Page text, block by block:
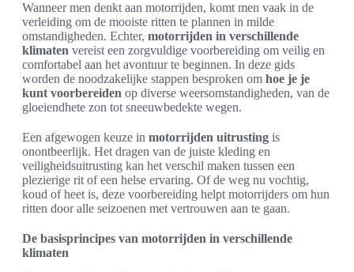
Wanneer men denkt aan motorrijden, komt men vaak in de
verleiding om de mooiste ritten te plannen in milde
omstandigheden. Echter, motorrijden in verschillende
klimaten vereist een zorgvuldige voorbereiding om veilig en
comfortabel aan het avontuur te beginnen. In deze gids
worden de noodzakelijke stappen besproken om hoe je je
kunt voorbereiden op diverse weersomstandigheden, van de
gloeiendhete zon tot sneeuwbedekte wegen.
Een afgewogen keuze in motorrijden uitrusting is
onontbeerlijk. Het dragen van de juiste kleding en
veiligheidsuitrusting kan het verschil maken tussen een
plezierige rit of een helse ervaring. Of de weg nu vochtig,
koud of heet is, deze voorbereiding helpt motorrijders om hun
ritten door alle seizoenen met vertrouwen aan te gaan.
De basisprincipes van motorrijden in verschillende
klimaten